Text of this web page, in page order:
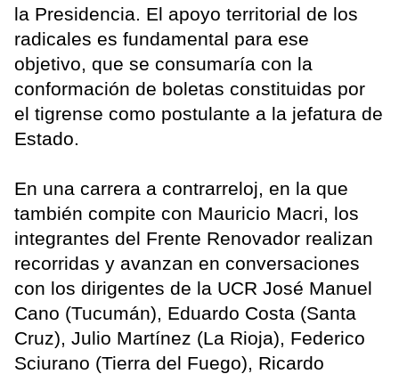
la Presidencia. El apoyo territorial de los
radicales es fundamental para ese
objetivo, que se consumaría con la
conformación de boletas constituidas por
el tigrense como postulante a la jefatura de
Estado.
En una carrera a contrarreloj, en la que
también compite con Mauricio Macri, los
integrantes del Frente Renovador realizan
recorridas y avanzan en conversaciones
con los dirigentes de la UCR José Manuel
Cano (Tucumán), Eduardo Costa (Santa
Cruz), Julio Martínez (La Rioja), Federico
Sciurano (Tierra del Fuego), Ricardo